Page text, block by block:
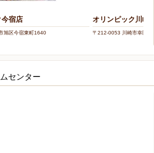
宿店
旭区今宿東町1640
オリンピック川崎
〒212-0053 川崎市幸区下
センター